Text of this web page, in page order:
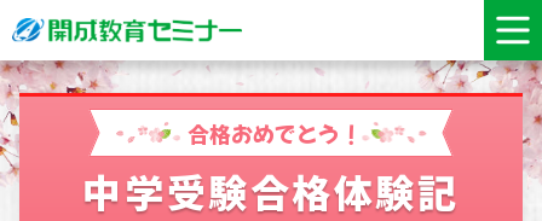
合格おめでとう！
中学受験合格体験記